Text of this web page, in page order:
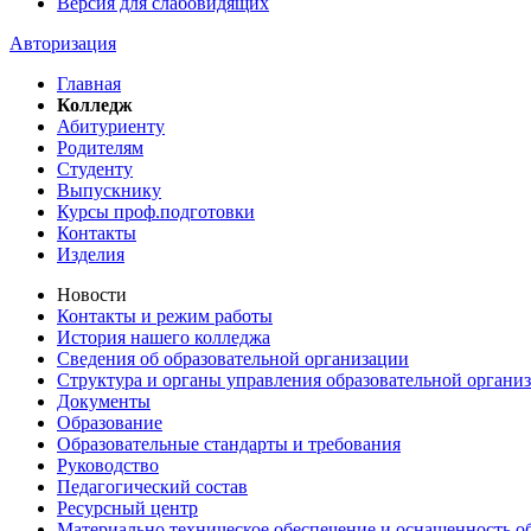
Авторизация
Главная
Колледж
Абитуриенту
Родителям
Студенту
Выпускнику
Курсы проф.подготовки
Контакты
Изделия
Новости
Контакты и режим работы
История нашего колледжа
Сведения об образовательной организации
Структура и органы управления образовательной
Документы
Образование
Образовательные стандарты и требования
Руководство
Педагогический состав
Ресурсный центр